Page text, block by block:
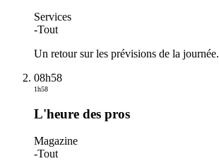
Services
-Tout
Un retour sur les prévisions de la journée.
08h58
1h58
L'heure des pros
Magazine
-Tout